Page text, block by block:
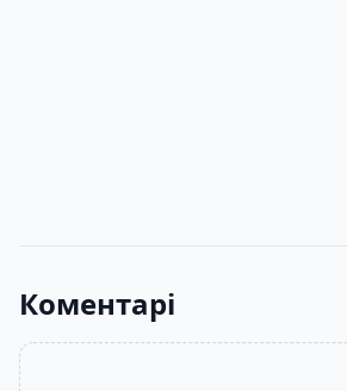
Коментарі